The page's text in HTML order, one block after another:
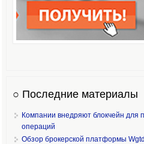
○ Последние материалы
Компании внедряют блокчейн для
операций
Обзор брокерской платформы